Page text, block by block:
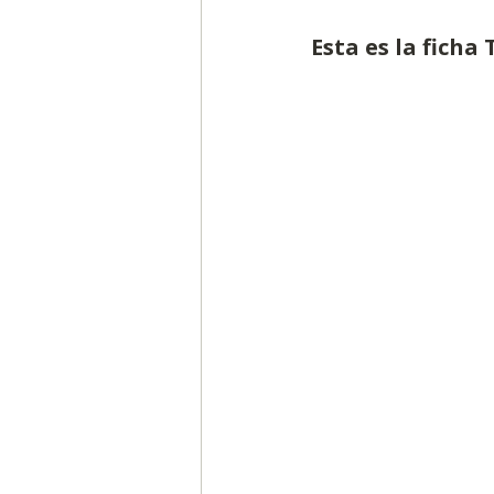
Esta es la ficha